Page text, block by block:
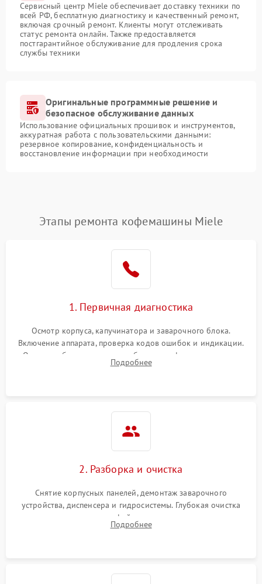
Сервисный центр Miele обеспечивает доставку техники по
всей РФ, бесплатную диагностику и качественный ремонт,
включая срочный ремонт. Клиенты могут отслеживать
статус ремонта онлайн. Также предоставляется
постгарантийное обслуживание для продления срока
службы техники
Оригинальные программные решение и
безопасное обслуживание данных
Использование официальных прошивок и инструментов,
аккуратная работа с пользовательскими данными:
резервное копирование, конфиденциальность и
восстановление информации при необходимости
Этапы ремонта кофемашины Miele
1. Первичная диагностика
Осмотр корпуса, капучинатора и заварочного блока.
Включение аппарата, проверка кодов ошибок и индикации.
Оценка работы помпы, термоблока и кофемолки на слух.
Измерение температуры и давления воды для выявления
Подробнее
2. Разборка и очистка
Снятие корпусных панелей, демонтаж заварочного
устройства, диспенсера и гидросистемы. Глубокая очистка
внутренних узлов от кофейных масел, жмыха и накипи.
Промывка дренажных каналов и фильтров с использованием
Подробнее